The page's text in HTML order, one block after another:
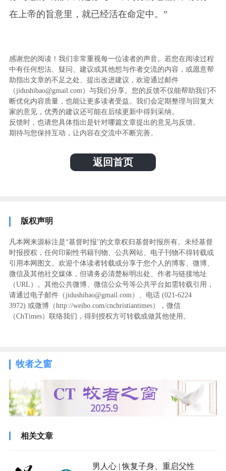
在上帝的旨意里，就已经活在命定中。”
感谢您的阅读！我们非常重视每一位读者的声音。若您在阅读过程
中有任何想法、疑问、建议或其他想与作者交流的内容，或愿意帮
助指出文章的不足之处、提出改进建议，欢迎通过邮件
（jidushibao@gmail.com）与我们分享。您的反馈不仅能帮助我们不
断优化内容质量，也能让更多读者受益。我们会定期整理与回复大
家的意见，优秀的建议还可能在后续更新中得到采纳。
反馈时，也请您具体指出是针对哪篇文章提出的意见与反馈。
期待与您保持互动，让内容在交流中不断完善。
返回首页
版权声明
凡本网来源标注是“基督时报”的文章权归基督时报所有。未经基督
时报授权，任何印刷性书籍刊物、公共网站、电子刊物不得转载或
引用本网图文。欢迎个体读者转载或分享于您个人的博客、微博、
微信及其他社交媒体，但请务必清楚标明出处、作者与链接地址
（URL）。其他公共微博、微信公众号等公共平台如需转载引用，
请通过电子邮件（jidushibao@gmail.com）、电话 (021-6224
3972) ‬或微博（http://weibo.com/cnchristiantimes），微信
（ChTimes）联络我们，得到授权方可转载或做其他使用。
牧者之窗
相关文章
男人心 | 恢复子身、重启父性